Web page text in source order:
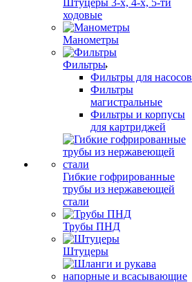
Штуцеры 3-х, 4-х, 5-ти
ходовые
Манометры
Фильтры
Фильтры для насосов
Фильтры
магистральные
Фильтры и корпусы
для картриджей
Гибкие гофрированные
трубы из нержавеющей
стали
Трубы ПНД
Штуцеры